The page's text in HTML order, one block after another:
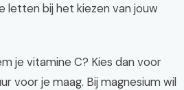
letten bij het kiezen van jouw
je vitamine C? Kies dan voor
voor je maag. Bij magnesium wil